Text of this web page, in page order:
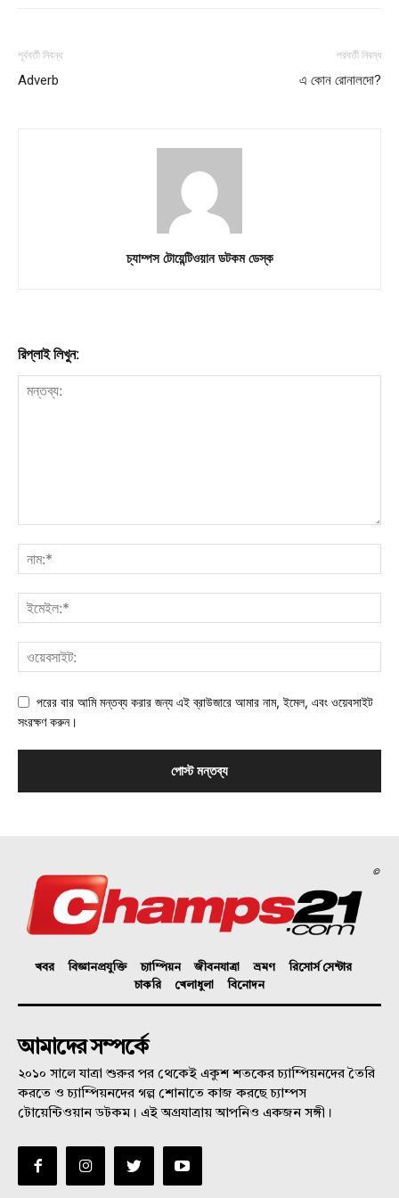
পূর্ববর্তী নিবন্ধ
Adverb
পরবর্তী নিবন্ধ
এ কোন রোনালদো?
চ্যাম্পস টোয়েন্টিওয়ান ডটকম ডেস্ক
রিপ্লাই লিখুন:
পরের বার আমি মন্তব্য করার জন্য এই ব্রাউজারে আমার নাম, ইমেল, এবং ওয়েবসাইট
সংরক্ষণ করুন।
©
খবর বিজ্ঞানপ্রযুক্তি চ্যাম্পিয়ন জীবনযাত্রা ভ্রমণ
রিসোর্স সেন্টার
চাকরি
খেলাধুলা বিনোদন
আমাদের সম্পর্কে
২০১০ সালে যাত্রা শুরুর পর থেকেই একুশ শতকের চ্যাম্পিয়নদের তৈরি
করতে ও চ্যাম্পিয়নদের গল্প শোনাতে কাজ করছে চ্যাম্পস
টোয়েন্টিওয়ান ডটকম। এই অগ্রযাত্রায় আপনিও একজন সঙ্গী।